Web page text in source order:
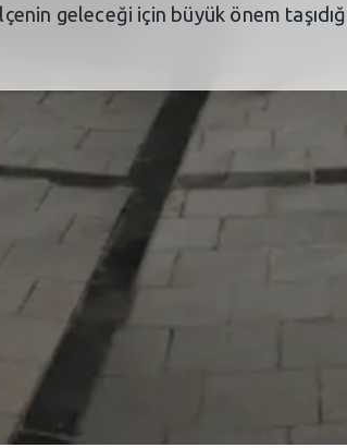
geleceği için büyük önem